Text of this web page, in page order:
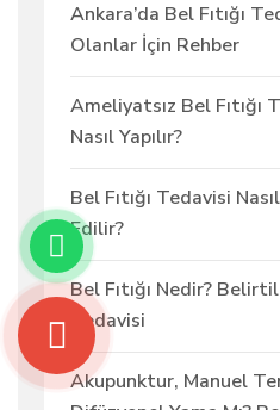
Ankara’da Bel Fıtığı
Olanlar İçin Rehber
Ameliyatsız Bel Fıtığı
Nasıl Yapılır?
Bel Fıtığı Tedavisi
Edilir?
Bel Fıtığı Nedir?
Tedavisi
Akupunktur, Manuel